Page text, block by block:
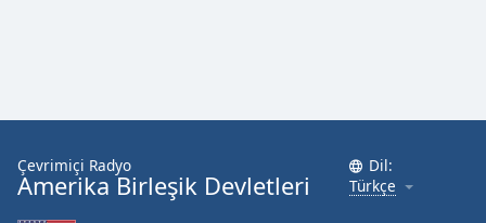
Çevrimiçi Radyo
Amerika Birleşik Devletleri
Dil:
Türkçe